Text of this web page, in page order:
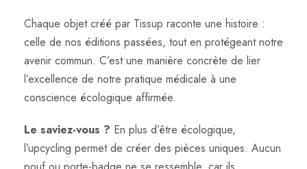
Chaque objet créé par Tissup raconte une histoire :
celle de nos éditions passées, tout en protégeant notre
avenir commun. C’est une manière concrète de lier
l’excellence de notre pratique médicale à une
conscience écologique affirmée.
Le saviez-vous ? En plus d’être écologique,
l’upcycling permet de créer des pièces uniques. Aucun